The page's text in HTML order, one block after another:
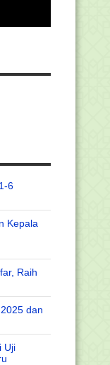
6
Kepala
Raih
dan
Uji